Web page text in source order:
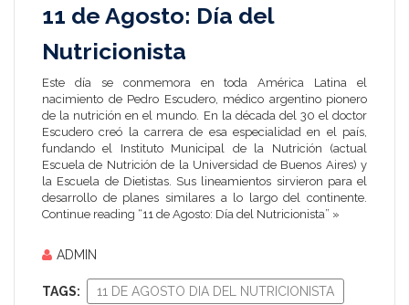
11 de Agosto: Día del
Nutricionista
Este día se conmemora en toda América Latina el
nacimiento de Pedro Escudero, médico argentino pionero
de la nutrición en el mundo. En la década del 30 el doctor
Escudero creó la carrera de esa especialidad en el país,
fundando el Instituto Municipal de la Nutrición (actual
Escuela de Nutrición de la Universidad de Buenos Aires) y
la Escuela de Dietistas. Sus lineamientos sirvieron para el
desarrollo de planes similares a lo largo del continente.
Continue reading “11 de Agosto: Día del Nutricionista” »
ADMIN
TAGS: 11 DE AGOSTO DIA DEL NUTRICIONISTA